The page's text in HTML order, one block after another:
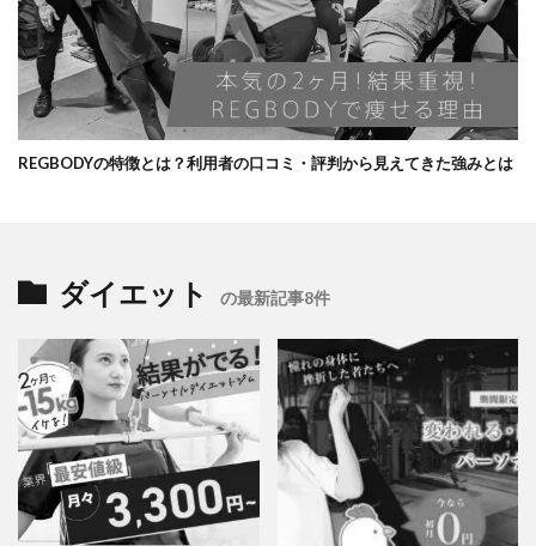
REGBODYの特徴とは？利用者の口コミ・評判から見えてきた強みとは
ダイエット の最新記事8件